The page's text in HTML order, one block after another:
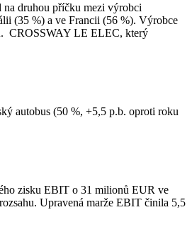
druhou příčku mezi výrobci
(35 %) a ve Francii (56 %). Výrobce
CROSSWAY LE ELEC, který
autobus (50 %, +5,5 p.b. oproti roku
zisku EBIT o 31 milionů EUR ve
Upravená marže EBIT činila 5,5